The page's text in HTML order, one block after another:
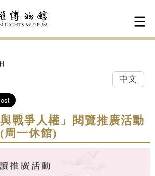
中文
與戰爭人權」閱覽推廣活動
周一休館)